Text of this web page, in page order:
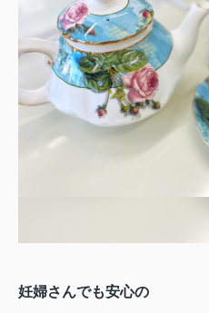
妊婦さんでも安心の